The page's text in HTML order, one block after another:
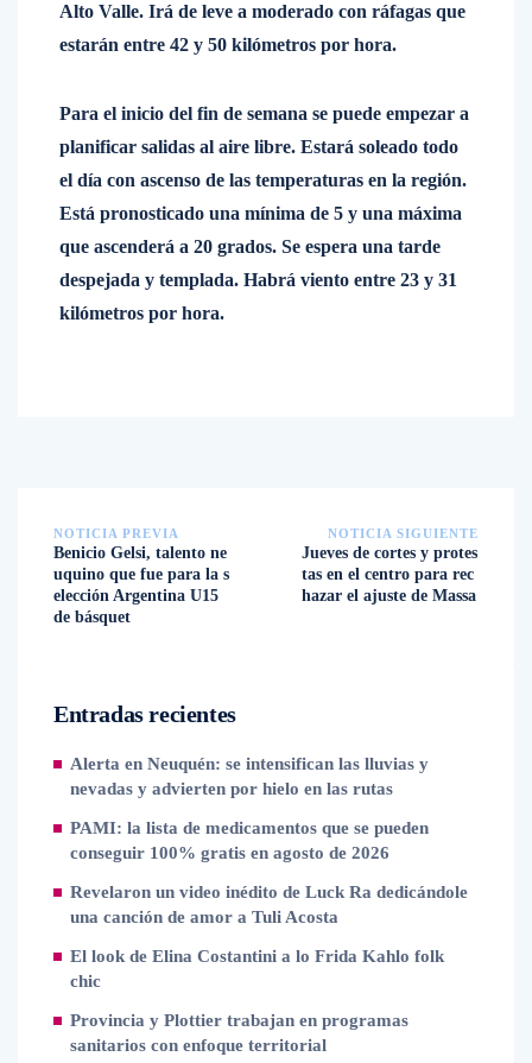
Alto Valle. Irá de leve a moderado con ráfagas que
estarán entre 42 y 50 kilómetros por hora.
Para el inicio del fin de semana se puede empezar a
planificar salidas al aire libre. Estará soleado todo
el día con ascenso de las temperaturas en la región.
Está pronosticado una mínima de 5 y una máxima
que ascenderá a 20 grados. Se espera una tarde
despejada y templada. Habrá viento entre 23 y 31
kilómetros por hora.
NOTICIA PREVIA
Benicio Gelsi, talento ne
uquino que fue para la s
elección Argentina U15
de básquet
NOTICIA SIGUIENTE
Jueves de cortes y protes
tas en el centro para rec
hazar el ajuste de Massa
Entradas recientes
Alerta en Neuquén: se intensifican las lluvias y
nevadas y advierten por hielo en las rutas
PAMI: la lista de medicamentos que se pueden
conseguir 100% gratis en agosto de 2026
Revelaron un video inédito de Luck Ra dedicándole
una canción de amor a Tuli Acosta
El look de Elina Costantini a lo Frida Kahlo folk
chic
Provincia y Plottier trabajan en programas
sanitarios con enfoque territorial